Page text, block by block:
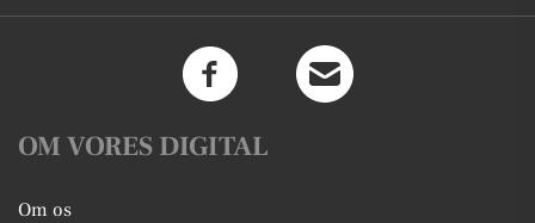
OM VORES DIGITAL
Om os